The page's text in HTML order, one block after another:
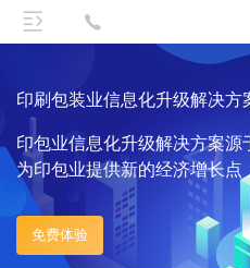
印刷包装业信息化升级解决方
印包业信息化升级解决方案源
为印包业提供新的经济增长点
免费体验